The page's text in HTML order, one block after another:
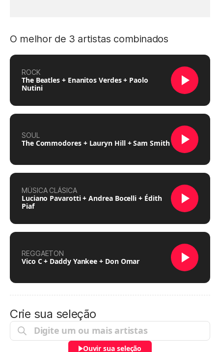
O melhor de 3 artistas combinados
ROCK
The Beatles + Enanitos Verdes + Paolo
Nutini
SOUL
The Commodores + Lauryn Hill + Sam Smith
MÚSICA CLÁSICA
Luciano Pavarotti + Andrea Bocelli + Édith
Piaf
REGGAETON
Vico C + Daddy Yankee + Don Omar
Crie sua seleção
Ouvir sua seleção